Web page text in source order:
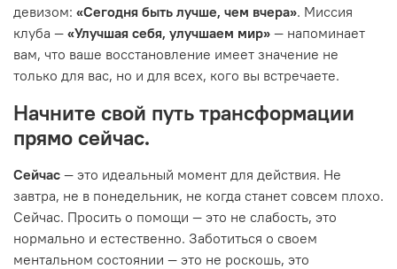
девизом: «Сегодня быть лучше, чем вчера». Миссия
клуба — «Улучшая себя, улучшаем мир» — напоминает
вам, что ваше восстановление имеет значение не
только для вас, но и для всех, кого вы встречаете.
Начните свой путь трансформации
прямо сейчас.
Сейчас — это идеальный момент для действия. Не
завтра, не в понедельник, не когда станет совсем плохо.
Сейчас. Просить о помощи — это не слабость, это
нормально и естественно. Заботиться о своем
ментальном состоянии — это не роскошь, это